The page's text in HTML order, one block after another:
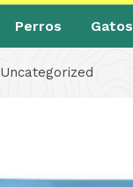
Perros Gatos
Uncategorized